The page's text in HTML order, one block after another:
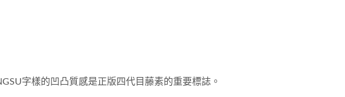
字樣的凹凸質感是正版四代目藤素的重要標誌。